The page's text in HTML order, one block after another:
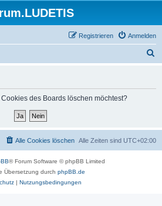
Anmelden
Registrieren
des Boards löschen möchtest?
Alle Zeiten sind UTC+02:00
Alle Cookies löschen
® Forum Software © phpBB Limited
Übersetzung durch phpBB.de
| Nutzungsbedingungen